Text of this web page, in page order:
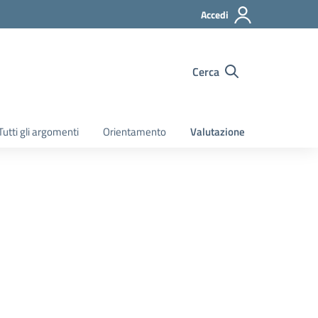
Accedi
Cerca
gli argomenti Orientamento Valutazione